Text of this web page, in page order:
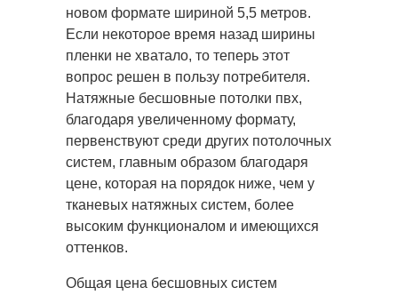
новом формате шириной 5,5 метров.
Если некоторое время назад ширины
пленки не хватало, то теперь этот
вопрос решен в пользу потребителя.
Натяжные бесшовные потолки пвх,
благодаря увеличенному формату,
первенствуют среди других потолочных
систем, главным образом благодаря
цене, которая на порядок ниже, чем у
тканевых натяжных систем, более
высоким функционалом и имеющихся
оттенков.
Общая цена бесшовных систем